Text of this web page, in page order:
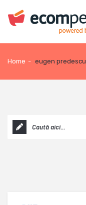
Home - eugen predescu